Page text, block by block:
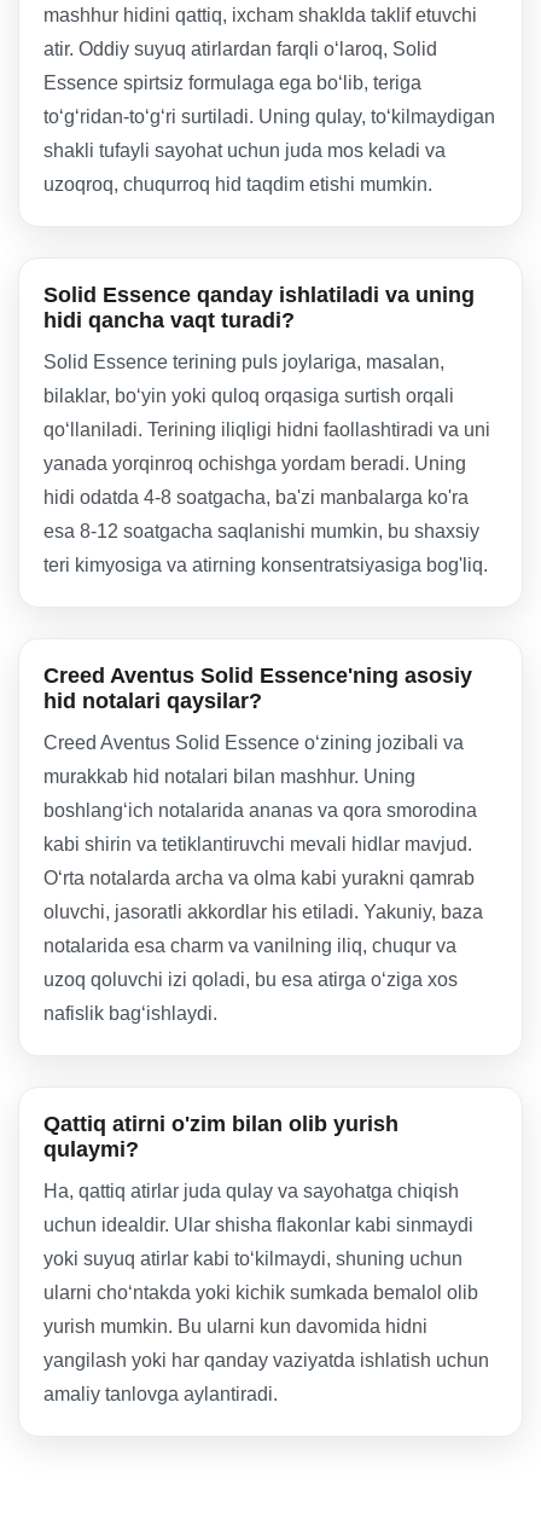
mashhur hidini qattiq, ixcham shaklda taklif etuvchi
atir. Oddiy suyuq atirlardan farqli o‘laroq, Solid
Essence spirtsiz formulaga ega bo‘lib, teriga
to‘g‘ridan-to‘g‘ri surtiladi. Uning qulay, to‘kilmaydigan
shakli tufayli sayohat uchun juda mos keladi va
uzoqroq, chuqurroq hid taqdim etishi mumkin.
Solid Essence qanday ishlatiladi va uning
hidi qancha vaqt turadi?
Solid Essence terining puls joylariga, masalan,
bilaklar, bo‘yin yoki quloq orqasiga surtish orqali
qo‘llaniladi. Terining iliqligi hidni faollashtiradi va uni
yanada yorqinroq ochishga yordam beradi. Uning
hidi odatda 4-8 soatgacha, ba'zi manbalarga ko'ra
esa 8-12 soatgacha saqlanishi mumkin, bu shaxsiy
teri kimyosiga va atirning konsentratsiyasiga bog'liq.
Creed Aventus Solid Essence'ning asosiy
hid notalari qaysilar?
Creed Aventus Solid Essence o‘zining jozibali va
murakkab hid notalari bilan mashhur. Uning
boshlang‘ich notalarida ananas va qora smorodina
kabi shirin va tetiklantiruvchi mevali hidlar mavjud.
O‘rta notalarda archa va olma kabi yurakni qamrab
oluvchi, jasoratli akkordlar his etiladi. Yakuniy, baza
notalarida esa charm va vanilning iliq, chuqur va
uzoq qoluvchi izi qoladi, bu esa atirga o‘ziga xos
nafislik bag‘ishlaydi.
Qattiq atirni o'zim bilan olib yurish
qulaymi?
Ha, qattiq atirlar juda qulay va sayohatga chiqish
uchun idealdir. Ular shisha flakonlar kabi sinmaydi
yoki suyuq atirlar kabi to‘kilmaydi, shuning uchun
ularni cho‘ntakda yoki kichik sumkada bemalol olib
yurish mumkin. Bu ularni kun davomida hidni
yangilash yoki har qanday vaziyatda ishlatish uchun
amaliy tanlovga aylantiradi.